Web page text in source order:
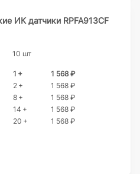
ИК датчики RPFA913CF
10 шт
1 +
1 568 ₽
2 +
1 568 ₽
8 +
1 568 ₽
14 +
1 568 ₽
20 +
1 568 ₽